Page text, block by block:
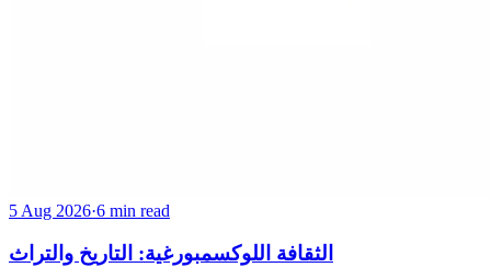
5 Aug 2026·6 min read
الثقافة اللوكسمبورغية: التاريخ والتراث